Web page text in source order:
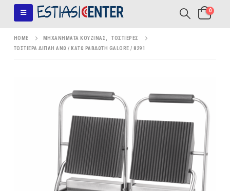
0
HOME ΜΗΧΑΝΉΜΑΤΑ ΚΟΥΖΊΝΑΣ
ΤΟΣΤΙΈΡΕΣ
ΤΟΣΤΙΈΡΑ ΔΙΠΛΉ ΆΝΩ / ΚΆΤΩ ΡΑΒΔΩΤΉ GALORE / 8291